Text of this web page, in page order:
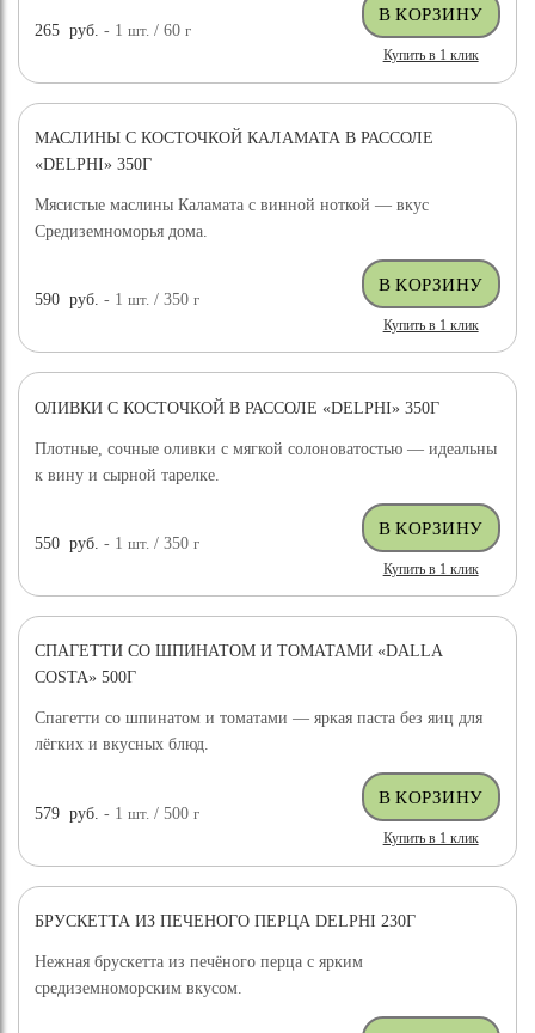
265 руб. - 1шт. / 60г
Купить в 1 клик
МАСЛИНЫ С КОСТОЧКОЙ КАЛАМАТА В РАССОЛЕ
«DELPHI» 350Г
Мясистые маслины Каламата с винной ноткой — вкус
Средиземноморья дома.
590 руб. - 1шт. / 350г
Купить в 1 клик
ОЛИВКИ С КОСТОЧКОЙ В РАССОЛЕ «DELPHI» 350Г
Плотные, сочные оливки с мягкой солоноватостью — идеальны
к вину и сырной тарелке.
550 руб. - 1шт. / 350г
Купить в 1 клик
СПАГЕТТИ СО ШПИНАТОМ И ТОМАТАМИ «DALLA
COSTA» 500Г
Спагетти со шпинатом и томатами — яркая паста без яиц для
лёгких и вкусных блюд.
579 руб. - 1шт. / 500г
Купить в 1 клик
БРУСКЕТТА ИЗ ПЕЧЕНОГО ПЕРЦА DELPHI 230Г
Нежная брускетта из печёного перца с ярким
средиземноморским вкусом.